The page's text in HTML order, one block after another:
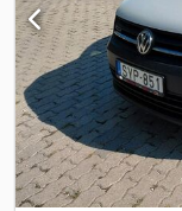
pregled: Da EU
1901 kg Model:
sedišta: 9 =
broj:
Norway.